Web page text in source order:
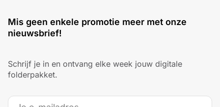
Mis geen enkele promotie meer met onze
nieuwsbrief!
Schrijf je in en ontvang elke week jouw digitale
folderpakket.